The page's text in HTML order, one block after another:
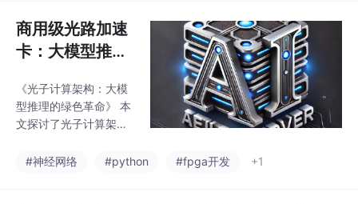
留技术通过将权重固化
在光路上，实现了零拷
贝计算，显著降低延
分复用与光子张量单元
结合的算力架构设计、
空心光纤环形缓存管理
以及光电数据流的精确
商用级光路加速
卡：大模型推理
《光子计算架构：大模
型推理的绿色革命》 本
文探讨了光子计算架构
在深度学习推理中的瓶
#神经网络 #python #fpga开发 +1